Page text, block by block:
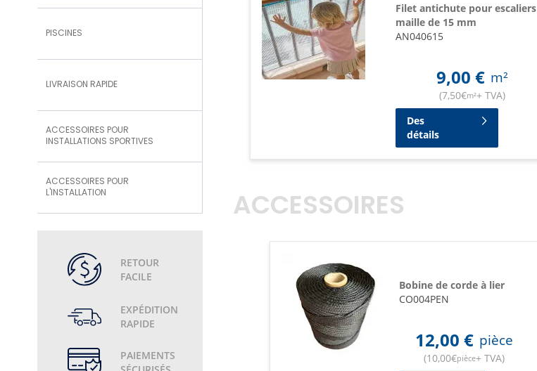
PISCINES
LIVRAISON RAPIDE
ACCESSOIRES POUR
INSTALLATIONS SPORTIVES
ACCESSOIRES POUR
L'INSTALLATION
RETOUR
FACILE
EXPÉDITION
RAPIDE
PAIEMENTS
Filet antichute pour escaliers
maille de 15 mm
AN040615
9,00 € m²
(7,50€m²+ TVA)
Des
détails
ACCESSOIRES
Bobine de corde à lier
CO004PEN
12,00 € pièce
(10,00€pièce+ TVA)